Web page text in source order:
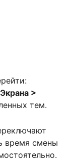
>
тем.
время смены